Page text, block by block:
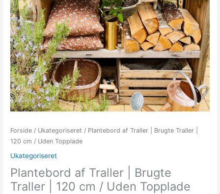
Forside / Ukategoriseret / Plantebord af Traller | Brugte Traller |
120 cm / Uden Topplade
Ukategoriseret
Plantebord af Traller | Brugte
Traller | 120 cm / Uden Topplade